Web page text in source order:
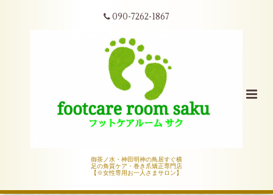
090-7262-1867
御茶ノ水・神田明神の鳥居すぐ横
足の角質ケア・巻き爪矯正専門店
【※女性専用お一人さまサロン】